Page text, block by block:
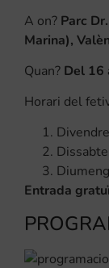
A on? Parc
Marina),
Quan? Del 16
Horari del
Entrada